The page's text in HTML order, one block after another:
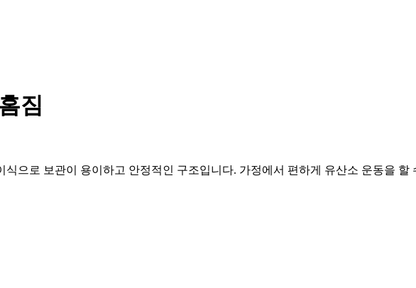
짐
으로 보관이 용이하고 안정적인 구조입니다. 가정에서 편하게 유산소 운동을 할